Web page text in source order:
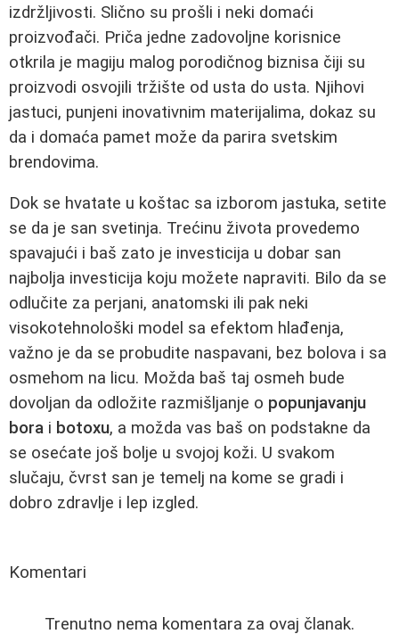
izdržljivosti. Slično su prošli i neki domaći
proizvođači. Priča jedne zadovoljne korisnice
otkrila je magiju malog porodičnog biznisa čiji su
proizvodi osvojili tržište od usta do usta. Njihovi
jastuci, punjeni inovativnim materijalima, dokaz su
da i domaća pamet može da parira svetskim
brendovima.
Dok se hvatate u koštac sa izborom jastuka, setite
se da je san svetinja. Trećinu života provedemo
spavajući i baš zato je investicija u dobar san
najbolja investicija koju možete napraviti. Bilo da se
odlučite za perjani, anatomski ili pak neki
visokotehnološki model sa efektom hlađenja,
važno je da se probudite naspavani, bez bolova i sa
osmehom na licu. Možda baš taj osmeh bude
dovoljan da odložite razmišljanje o popunjavanju
bora i botoxu, a možda vas baš on podstakne da
se osećate još bolje u svojoj koži. U svakom
slučaju, čvrst san je temelj na kome se gradi i
dobro zdravlje i lep izgled.
Komentari
Trenutno nema komentara za ovaj članak.